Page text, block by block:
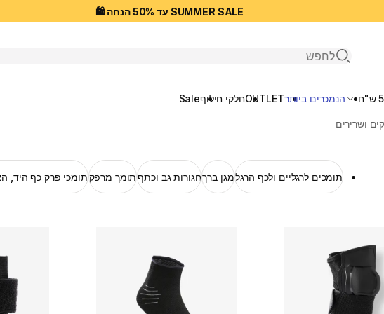
SUMMER SALE עד 50% הנחה 🛍️
פתיחת חיפוש
הנמכרים ביותרOUTLETחלקי חילוףSale
ושרירים
תומכים לרגליים ולכף הרגלמגן ברךחגורות גב וכתף תומך מרפקתומכי פרק כף היד,